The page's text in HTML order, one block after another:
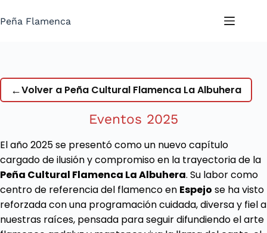
al
Peña Flamenca
←Volver a Peña Cultural Flamenca La Albuhera
Eventos 2025
El año 2025 se presentó como un nuevo capítulo
cargado de ilusión y compromiso en la trayectoria de la
Peña Cultural Flamenca La Albuhera. Su labor como
centro de referencia del flamenco en Espejo se ha visto
reforzada con una programación cuidada, diversa y fiel a
nuestras raíces, pensada para seguir difundiendo el arte